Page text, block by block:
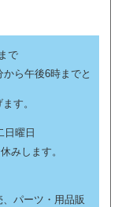
で
ら午後6時までと
す。
曜日
みします。
パーツ・用品販